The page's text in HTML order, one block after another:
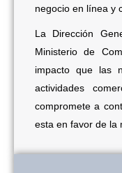
negocio en línea y
La Dirección
Ministerio de
impacto que las
actividades
compromete a
esta en favor de la